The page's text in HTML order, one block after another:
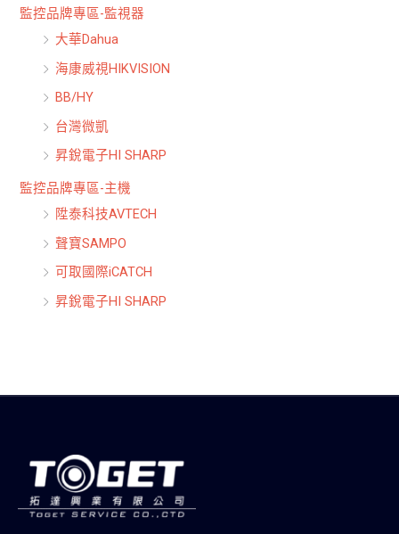
監控品牌專區-監視器
大華Dahua
海康威視HIKVISION
BB/HY
台灣微凱
昇銳電子HI SHARP
監控品牌專區-主機
陞泰科技AVTECH
聲寶SAMPO
可取國際iCATCH
昇銳電子HI SHARP